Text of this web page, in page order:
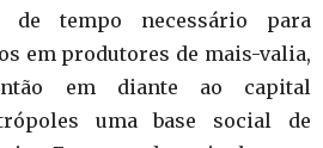
de tempo necessário para
em produtores de mais-valia,
em diante ao capital
uma base social de